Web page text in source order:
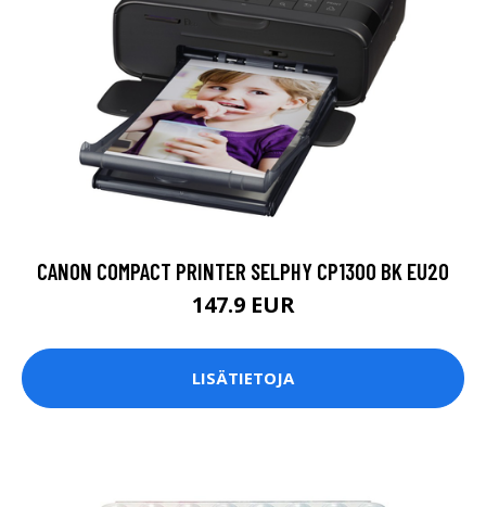
CANON COMPACT PRINTER SELPHY CP1300 BK EU20
147.9 EUR
LISÄTIETOJA